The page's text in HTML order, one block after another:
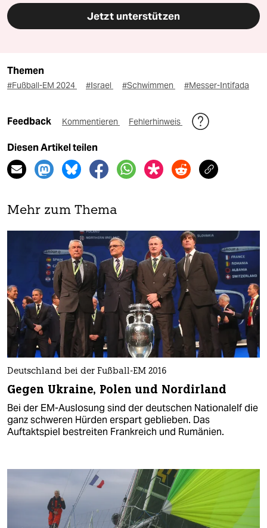
Jetzt unterstützen
Themen
#Fußball-EM 2024 #Israel #Schwimmen #Messer-Intifada
Feedback Kommentieren Fehlerhinweis
Diesen Artikel teilen
Mehr zum Thema
Deutschland bei der Fußball-EM 2016
Gegen Ukraine, Polen und Nordirland
Bei der EM-Auslosung sind der deutschen Nationalelf die
ganz schweren Hürden erspart geblieben. Das
Auftaktspiel bestreiten Frankreich und Rumänien.